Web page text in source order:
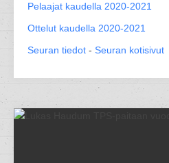
Pelaajat kaudella 2020-2021
Ottelut kaudella 2020-2021
Seuran tiedot - Seuran kotisivut